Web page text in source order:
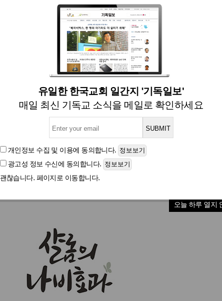
유일한 한국교회 일간지 '기독일보'
매일 최신 기독교 소식을 메일로 확인하세요
개인정보 수집 및 이용에 동의합니다.
광고성 정보 수신에 동의합니다.
괜찮습니다. 페이지로 이동합니다.
오늘 하루 열지
문화 도서 입력 2023. 08. 21 15:34
[신간] 샬롬의 나비효과